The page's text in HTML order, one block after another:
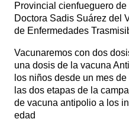
Provincial cienfueguero
Doctora Sadis Suárez del
de Enfermedades
Vacunaremos con dos
una dosis de la vacuna
los niños desde un mes
las dos etapas de la
de vacuna antipolio a los
edad